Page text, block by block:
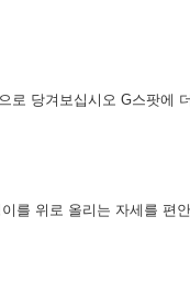
당겨보십시오 G스팟에
위로 올리는 자세를 편